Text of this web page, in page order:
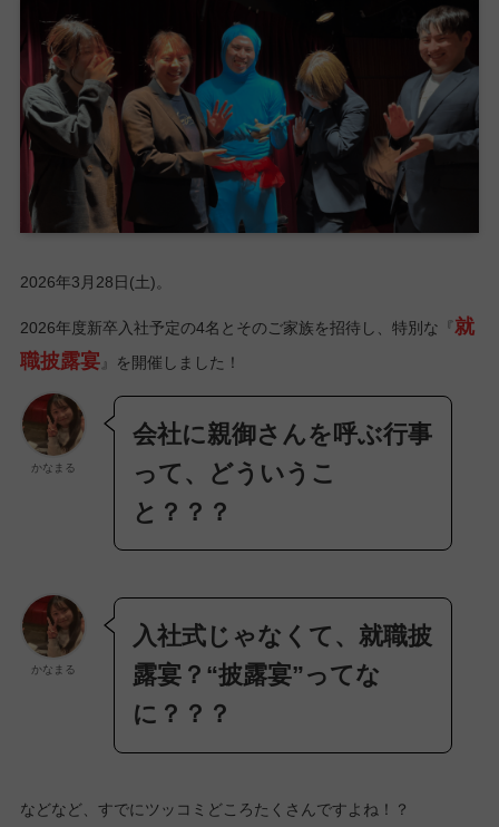
2026年3月28日(土)。
2026年度新卒入社予定の4名とそのご家族を招待し、特別な『就
職披露宴』を開催しました！
かなまる
会社に親御さんを呼ぶ行事
って、どういうこ
と？？？
かなまる
入社式じゃなくて、就職披
露宴？“披露宴”ってな
に？？？
などなど、すでにツッコミどころたくさんですよね！？